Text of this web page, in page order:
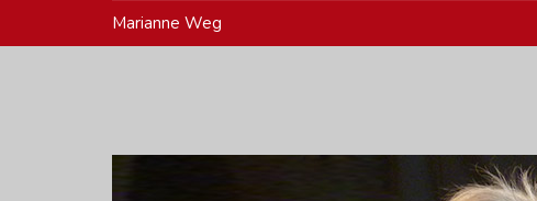
Marianne Weg